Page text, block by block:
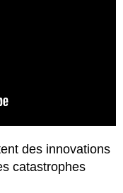
des innovations
catastrophes